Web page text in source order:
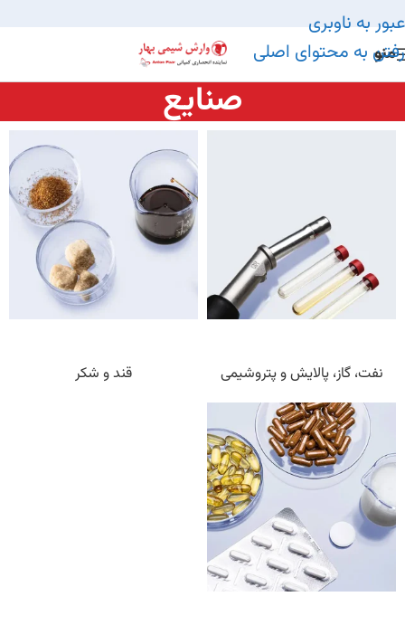
عبور به ناوبری
رفتن به محتوای اصلی
منو
صنایع
نفت، گاز، پالایش و پتروشیمی قند و شکر